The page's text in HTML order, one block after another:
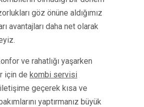
göz önüne aldığımız
avantajları daha net olarak
ve rahatlığı yaşarken
için de kombi servisi
geçerek kısa ve
yaptırmanız büyük